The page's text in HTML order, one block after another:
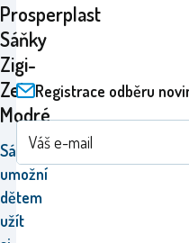
Prosperplast
Sáňky
Zigi-
Zet
Modré
SáňkyProsperplast
umožní
dětem
užít
Registrace odběru